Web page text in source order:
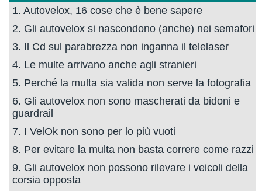
1. Autovelox, 16 cose che è bene sapere
2. Gli autovelox si nascondono (anche) nei semafori
3. Il Cd sul parabrezza non inganna il telelaser
4. Le multe arrivano anche agli stranieri
5. Perché la multa sia valida non serve la fotografia
6. Gli autovelox non sono mascherati da bidoni e
guardrail
7. I VelOk non sono per lo più vuoti
8. Per evitare la multa non basta correre come razzi
9. Gli autovelox non possono rilevare i veicoli della
corsia opposta